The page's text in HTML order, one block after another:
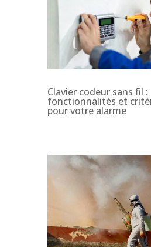
Clavier codeur sans fil :
fonctionnalités et
pour votre alarme